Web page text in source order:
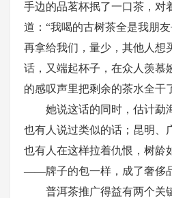
手边的品茗杯抿了一口茶，对
道：“我喝的古树茶全是我朋
再拿给我们，量少，其他人想
话，又端起杯子，在众人羡慕
的感叹声里把剩余的茶水全干
她说这话的同时，估计勐
也有人说过类似的话；昆明、
也有人在这样拉着仇恨，树龄
——牌子的包一样，成了奢侈
普洱茶推广得益有两个关